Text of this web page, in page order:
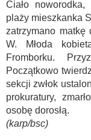
Ciało
plaży mieszkanka
zatrzymano
W. Młoda
Fromborku.
Początkowo
sekcji zwłok
prokuratury,
osobę dorosłą.
(karp/bsc)